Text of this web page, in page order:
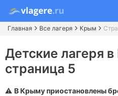
Главная Все лагеря Крым
Детские лагеря
страница 5
⚠️ В Крыму приостановлены